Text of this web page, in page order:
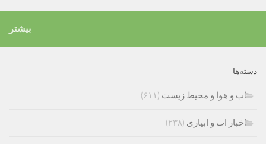
بیشتر
دسته‌ها
اب و هوا و محیط زیست (۶۱۱)
اخبار اب و ابیاری (۲۳۸)